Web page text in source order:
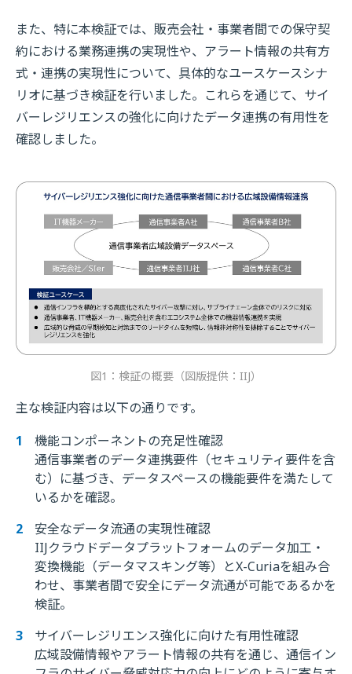
また、特に本検証では、販売会社・事業者間での保守契
約における業務連携の実現性や、アラート情報の共有方
式・連携の実現性について、具体的なユースケースシナ
リオに基づき検証を行いました。これらを通じて、サイ
バーレジリエンスの強化に向けたデータ連携の有用性を
確認しました。
図1：検証の概要（図版提供：IIJ）
主な検証内容は以下の通りです。
機能コンポーネントの充足性確認
通信事業者のデータ連携要件（セキュリティ要件を含
む）に基づき、データスペースの機能要件を満たして
いるかを確認。
安全なデータ流通の実現性確認
IIJクラウドデータプラットフォームのデータ加工・
変換機能（データマスキング等）とX-Curiaを組み合
わせ、事業者間で安全にデータ流通が可能であるかを
検証。
サイバーレジリエンス強化に向けた有用性確認
広域設備情報やアラート情報の共有を通じ、通信イン